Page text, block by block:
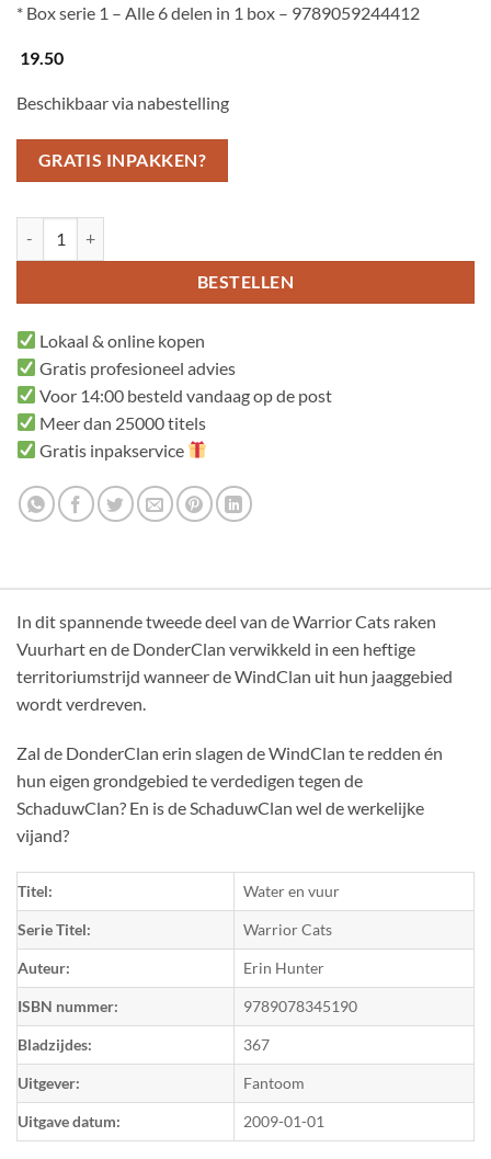
* Box serie 1 – Alle 6 delen in 1 box – 9789059244412
19.50
Beschikbaar via nabestelling
GRATIS INPAKKEN?
BESTELLEN
Lokaal & online kopen
Gratis profesioneel advies
Voor 14:00 besteld vandaag op de post
Meer dan 25000 titels
Gratis inpakservice
In dit spannende tweede deel van de Warrior Cats raken
Vuurhart en de DonderClan verwikkeld in een heftige
territoriumstrijd wanneer de WindClan uit hun jaaggebied
wordt verdreven.
Zal de DonderClan erin slagen de WindClan te redden én
hun eigen grondgebied te verdedigen tegen de
SchaduwClan? En is de SchaduwClan wel de werkelijke
vijand?
Titel: Water en vuur
Serie Titel: Warrior Cats
Auteur: Erin Hunter
ISBN nummer: 9789078345190
Bladzijdes: 367
Uitgever: Fantoom
Uitgave datum: 2009-01-01